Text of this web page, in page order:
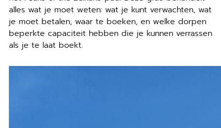
alles wat je moet weten: wat je kunt verwachten, wat
je moet betalen, waar te boeken, en welke dorpen
beperkte capaciteit hebben die je kunnen verrassen
als je te laat boekt.